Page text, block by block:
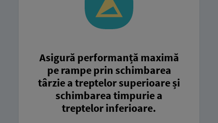
Asigură performanță maximă
pe rampe prin schimbarea
târzie a treptelor superioare și
schimbarea timpurie a
treptelor inferioare.